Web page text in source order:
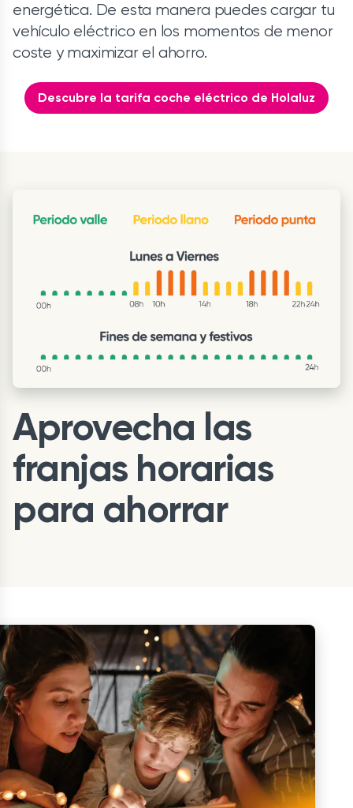
energética. De esta manera puedes cargar tu
vehículo eléctrico en los momentos de menor
coste y maximizar el ahorro.
Descubre la tarifa coche eléctrico de Holaluz
Aprovecha las
franjas horarias
para ahorrar